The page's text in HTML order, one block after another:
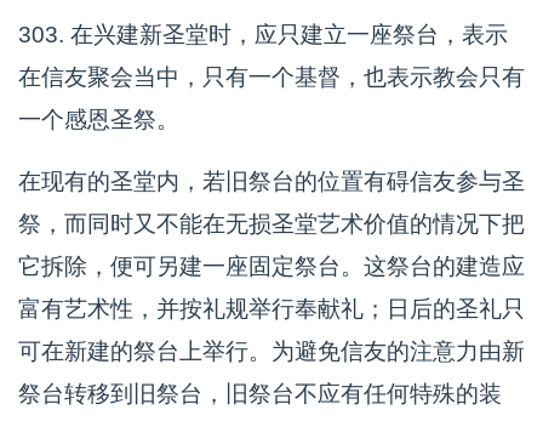
303. 在兴建新圣堂时，应只建立一座祭台，表示
在信友聚会当中，只有一个基督，也表示教会只有
一个感恩圣祭。
在现有的圣堂内，若旧祭台的位置有碍信友参与圣
祭，而同时又不能在无损圣堂艺术价值的情况下把
它拆除，便可另建一座固定祭台。这祭台的建造应
富有艺术性，并按礼规举行奉献礼；日后的圣礼只
可在新建的祭台上举行。为避免信友的注意力由新
祭台转移到旧祭台，旧祭台不应有任何特殊的装